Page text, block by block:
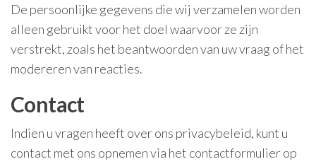
De persoonlijke gegevens die wij verzamelen worden
alleen gebruikt voor het doel waarvoor ze zijn
verstrekt, zoals het beantwoorden van uw vraag of het
modereren van reacties.
Contact
Indien u vragen heeft over ons privacybeleid, kunt u
contact met ons opnemen via het contactformulier op